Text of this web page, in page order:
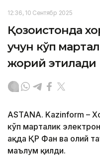
12:36, 10 Сентябр 2025
Қозоғистонда
учун кўп
жорий этилади
ASTANA. Kazinform –
кўп марталик
ҳақда ҚР Фан ва олий
маълум қилди.